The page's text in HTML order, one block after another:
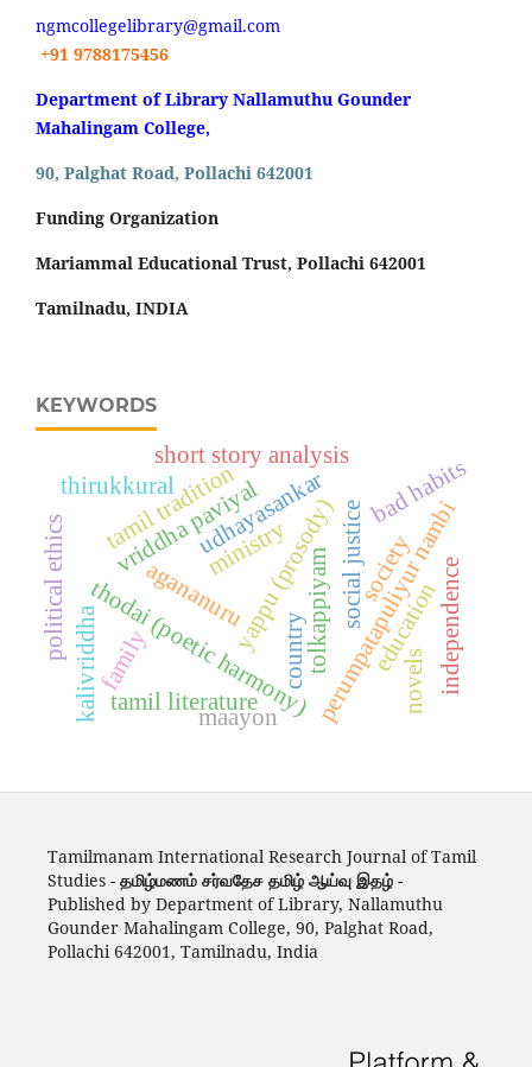
ngmcollegelibrary@gmail.com
+91 9788175456
Department of Library Nallamuthu Gounder
Mahalingam College,
90, Palghat Road, Pollachi 642001
Funding Organization
Mariammal Educational Trust, Pollachi 642001
Tamilnadu, INDIA
KEYWORDS
tolkappiyam
yappu (prosody)
thodai (poetic harmony)
agananuru perumpatapuliyur nambi
vriddha paviyal
kalivriddha tamil literature
udhayasankar
tamil tradition
short story analysis
thirukkural
political ethics ministry social justiceeducation
country independence
novels
family
society
bad habits
maayon
Tamilmanam International Research Journal of Tamil
Studies - தமிழ்மணம் சர்வதேச தமிழ் ஆய்வு இதழ்-
Published by Department of Library, Nallamuthu
Gounder Mahalingam College, 90, Palghat Road,
Pollachi 642001, Tamilnadu, India